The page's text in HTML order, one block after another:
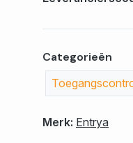
Categorieën
Merk: Entrya